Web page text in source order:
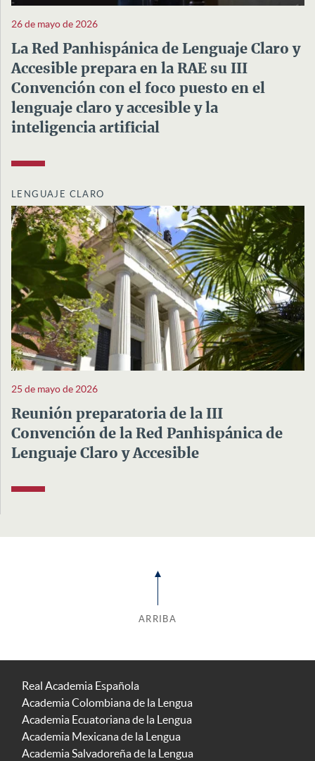
26 de mayo de 2026
La Red Panhispánica de Lenguaje Claro y
Accesible prepara en la RAE su III
Convención con el foco puesto en el
lenguaje claro y accesible y la
inteligencia artificial
LENGUAJE CLARO
25 de mayo de 2026
Reunión preparatoria de la III
Convención de la Red Panhispánica de
Lenguaje Claro y Accesible
ARRIBA
Real Academia Española
Academia Colombiana de la Lengua
Academia Ecuatoriana de la Lengua
Academia Mexicana de la Lengua
Academia Salvadoreña de la Lengua